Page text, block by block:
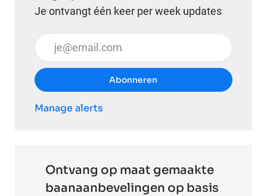
Je ontvangt één keer per week updates
Voer uw e-mailadres in (vereist)
Abonneren
Manage alerts
Ontvang op maat gemaakte
baanaanbevelingen op basis